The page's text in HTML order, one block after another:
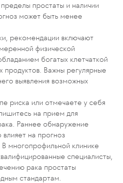
простаты и наличии
может быть менее
рекомендации включают
физической
богатых клетчаткой
продуктов. Важны регулярные
выявления возможных
риска или отмечаете у себя
на прием для
Раннее обнаружение
на прогноз
многопрофильной клинике
специалисты,
рака простаты
стандартам.